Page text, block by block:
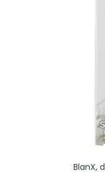
BlanX,